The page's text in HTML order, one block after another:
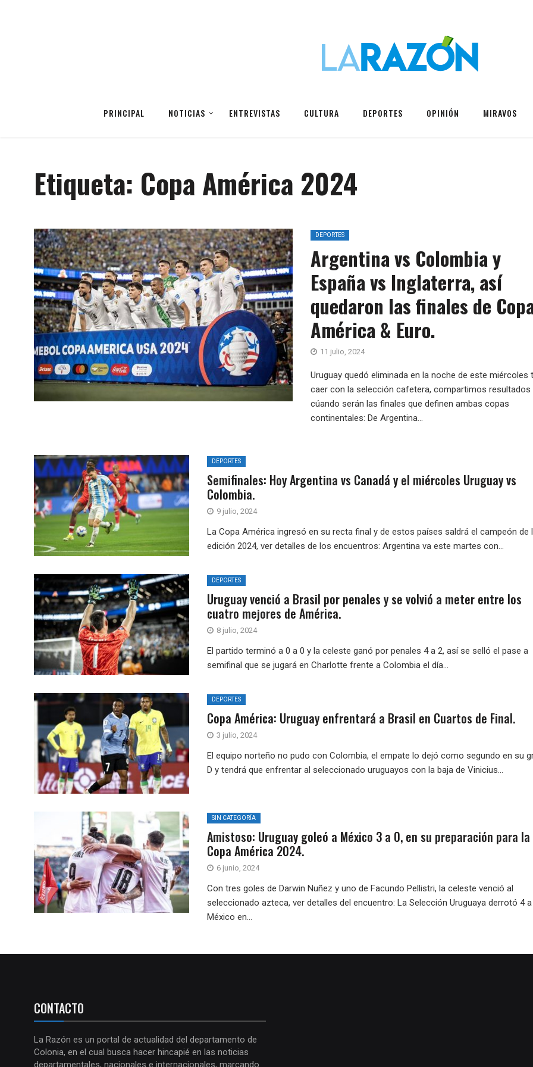
PRINCIPAL NOTICIAS ENTREVISTAS CULTURA DEPORTES OPINIÓN MIRAVOS
Etiqueta: Copa América 2024
DEPORTES
Argentina vs Colombia y
España vs Inglaterra, así
quedaron las finales de
América & Euro.
11 julio, 2024
Uruguay quedó eliminada en la noche de este miércoles
caer con la selección cafetera, compartimos resultados
cúando serán las finales que definen ambas copas
continentales: De Argentina...
DEPORTES
Semifinales: Hoy Argentina vs Canadá y el miércoles Uruguay vs
Colombia.
9 julio, 2024
La Copa América ingresó en su recta final y de estos países saldrá el campeón de
edición 2024, ver detalles de los encuentros: Argentina va este martes con...
DEPORTES
Uruguay venció a Brasil por penales y se volvió a meter entre los
cuatro mejores de América.
8 julio, 2024
El partido terminó a 0 a 0 y la celeste ganó por penales 4 a 2, así se selló el pase a
semifinal que se jugará en Charlotte frente a Colombia el día...
DEPORTES
Copa América: Uruguay enfrentará a Brasil en Cuartos de Final.
3 julio, 2024
El equipo norteño no pudo con Colombia, el empate lo dejó como segundo en su
D y tendrá que enfrentar al seleccionado uruguayos con la baja de Vinicius...
SIN CATEGORÍA
Amistoso: Uruguay goleó a México 3 a 0, en su preparación para la
Copa América 2024.
6 junio, 2024
Con tres goles de Darwin Nuñez y uno de Facundo Pellistri, la celeste venció al
seleccionado azteca, ver detalles del encuentro: La Selección Uruguaya derrotó 4
México en...
CONTACTO
La Razón es un portal de actualidad del departamento de
Colonia, en el cual busca hacer hincapié en las noticias